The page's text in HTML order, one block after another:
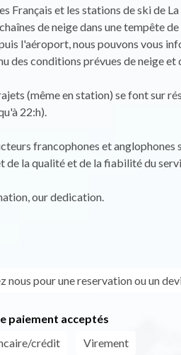
Français et les stations de ski de
de neige dans une tempête
l'aéroport, nous pouvons vous
des conditions prévues de neige et
(même en station) se font sur
22:h).
francophones et anglophones
de la qualité et de la fiabilité du
our dedication.
nous pour une reservation ou un
paiement acceptés
crédit
Virement